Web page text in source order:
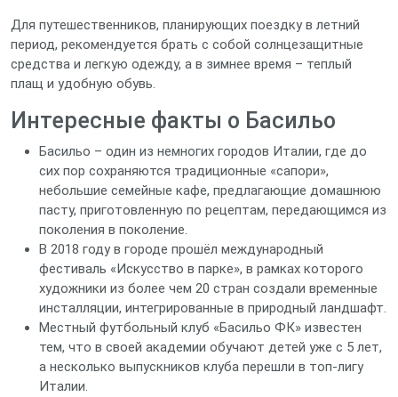
Для путешественников, планирующих поездку в летний
период, рекомендуется брать с собой солнцезащитные
средства и легкую одежду, а в зимнее время – теплый
плащ и удобную обувь.
Интересные факты о Басильо
Басильо – один из немногих городов Италии, где до
сих пор сохраняются традиционные «сапори»,
небольшие семейные кафе, предлагающие домашнюю
пасту, приготовленную по рецептам, передающимся из
поколения в поколение.
В 2018 году в городе прошёл международный
фестиваль «Искусство в парке», в рамках которого
художники из более чем 20 стран создали временные
инсталляции, интегрированные в природный ландшафт.
Местный футбольный клуб «Басильо ФК» известен
тем, что в своей академии обучают детей уже с 5 лет,
а несколько выпускников клуба перешли в топ‑лигу
Италии.